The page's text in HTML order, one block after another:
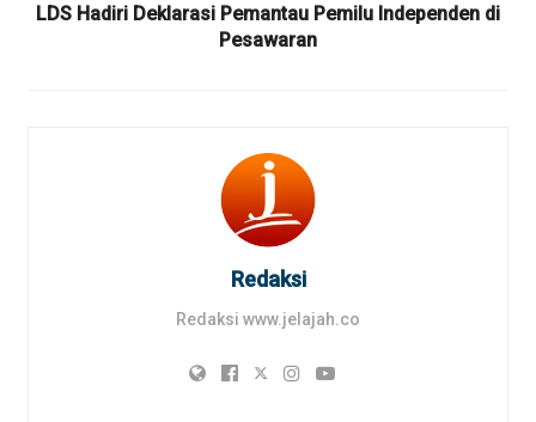
LDS Hadiri Deklarasi Pemantau Pemilu Independen di
Pesawaran
Redaksi
Redaksi www.jelajah.co